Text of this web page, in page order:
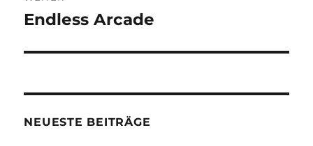
Nächster
Endless Arcade
NEUESTE BEITRÄGE